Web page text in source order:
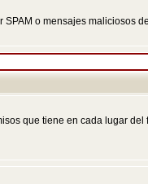
o mensajes maliciosos
que tiene en cada lugar